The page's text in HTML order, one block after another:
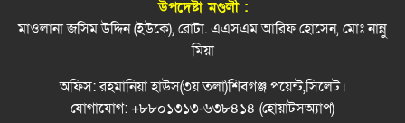
জালালাবাদ হোমিওপ্যাথি কলেজে জুলাই গণঅভ্যুত্থান
জুলাইয়ে ‘গণহত্যার নির্দেশনা ও ষড়যন্ত্র’: ১৪ জনের
কল রেকর্ড ট্রাইব্যুনালে
উপদেষ্টা মণ্ডলী :
মাওলানা জসিম উদ্দিন (ইউকে), রোটা. এএসএম আরিফ হোসেন, মোঃ নান্নু
মিয়া
অফিস: রহমানিয়া হাউস(৩য় তলা)শিবগঞ্জ পয়েন্ট,সিলেট।
যোগাযোগ: +৮৮০১৩১৩-৬৩৮৪১৪ (হোয়াটসঅ্যাপ)